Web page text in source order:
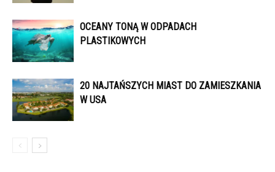
OCEANY TONĄ W ODPADACH
PLASTIKOWYCH
20 NAJTAŃSZYCH MIAST DO ZAMIESZKANIA
W USA